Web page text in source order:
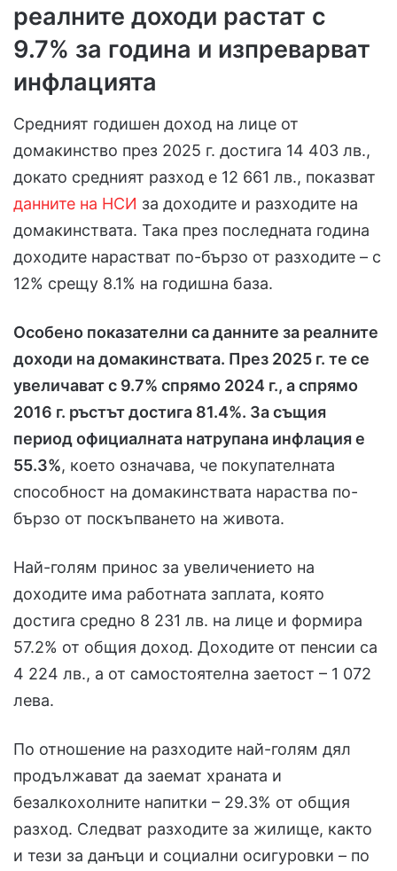
реалните доходи растат с
9.7% за година и изпреварват
инфлацията
Средният годишен доход на лице от
домакинство през 2025 г. достига 14 403 лв.,
докато средният разход е 12 661 лв., показват
данните на НСИ за доходите и разходите на
домакинствата. Така през последната година
доходите нарастват по-бързо от разходите – с
12% срещу 8.1% на годишна база.
Особено показателни са данните за реалните
доходи на домакинствата. През 2025 г. те се
увеличават с 9.7% спрямо 2024 г., а спрямо
2016 г. ръстът достига 81.4%. За същия
период официалната натрупана инфлация е
55.3%, което означава, че покупателната
способност на домакинствата нараства по-
бързо от поскъпването на живота.
Най-голям принос за увеличението на
доходите има работната заплата, която
достига средно 8 231 лв. на лице и формира
57.2% от общия доход. Доходите от пенсии са
4 224 лв., а от самостоятелна заетост – 1 072
лева.
По отношение на разходите най-голям дял
продължават да заемат храната и
безалкохолните напитки – 29.3% от общия
разход. Следват разходите за жилище, както
и тези за данъци и социални осигуровки – по